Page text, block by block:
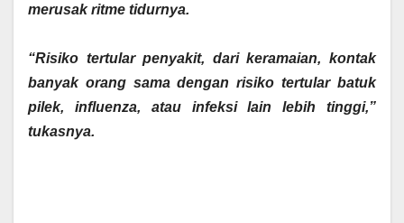
merusak ritme tidurnya.
‎“Risiko tertular penyakit, dari keramaian, kontak
banyak orang sama dengan risiko tertular batuk
pilek, influenza, atau infeksi lain lebih tinggi,”
tukasnya.